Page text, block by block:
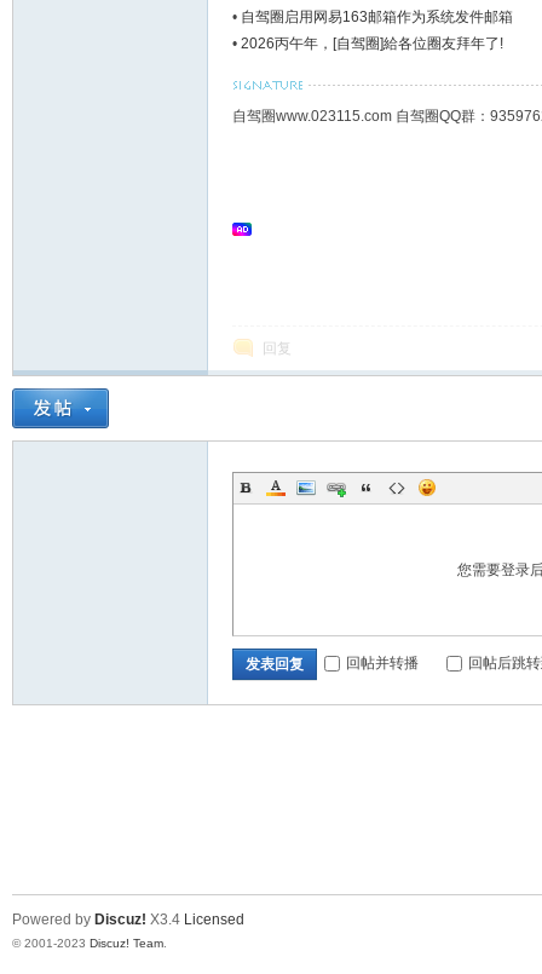
• 自驾圈启用网易163邮箱作为系统发件邮箱
• 2026丙午年，[自驾圈]給各位圈友拜年了!
自驾圈www.023115.com 自驾圈QQ群：
回复
您需要登录
发表回复 回帖并转播 回帖后跳
Powered by Discuz! X3.4 Licensed
© 2001-2023 Discuz! Team